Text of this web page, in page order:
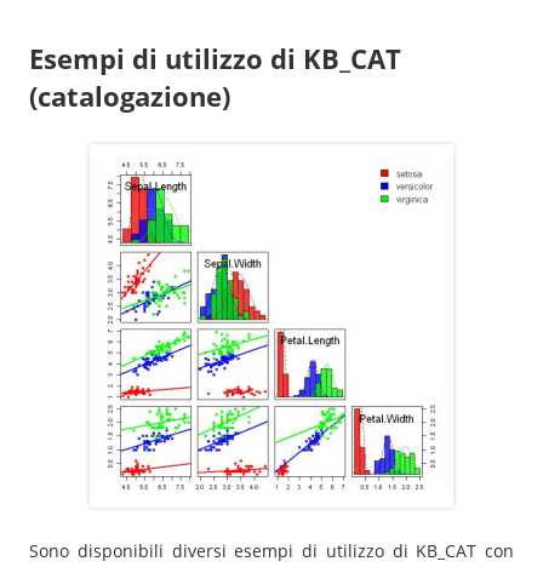
Esempi di utilizzo di KB_CAT
(catalogazione)
Sono disponibili diversi esempi di utilizzo di KB_CAT con